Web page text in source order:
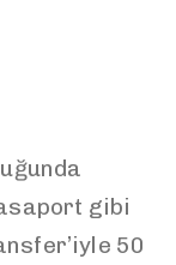
gibi
50